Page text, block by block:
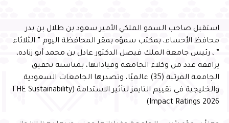
مستهدفات رؤية المملكة 2030
استقبل صاحب السمو الملكي الأمير سعود بن طلال بن بدر
محافظ الأحساء، بمكتب سموّه بمقر المحافظة اليوم ” الثلاثاء
” ، رئيس جامعة الملك فيصل الدكتور عادل بن محمد أبو زناده،
يرافقه عدد من وكلاء الجامعة وقياداتها، بمناسبة تحقيق
الجامعة المرتبة (35) عالميًا، وتصدرها الجامعات السعودية
والخليجية في تقييم التايمز لتأثير الاستدامة (THE Sustainability
Impact Ratings 2026)